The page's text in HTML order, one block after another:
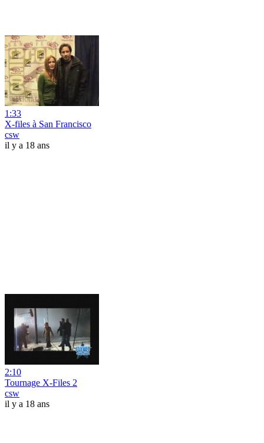
1:33
X-files à San Francisco
csw
il y a 18 ans
2:10
Tournage X-Files 2
csw
il y a 18 ans